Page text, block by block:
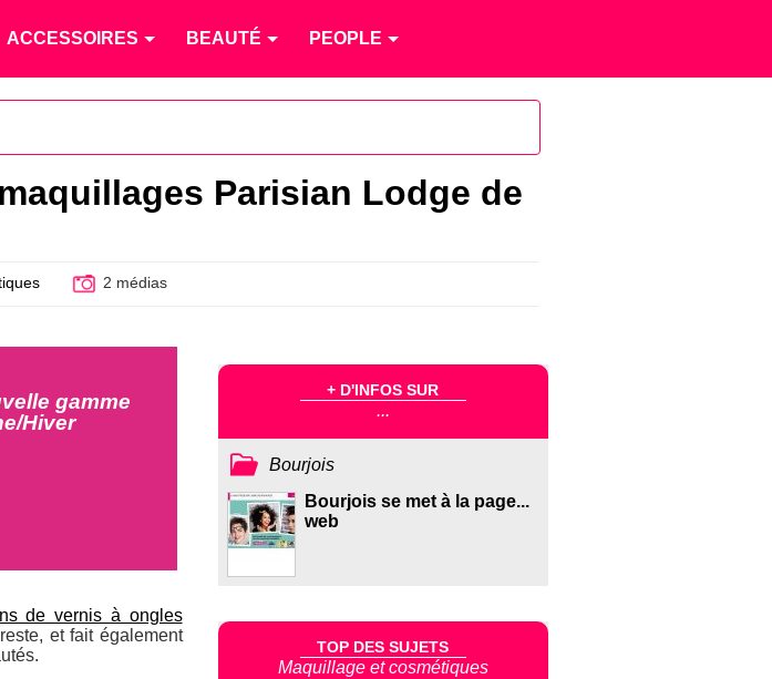
ACCESSOIRES BEAUTÉ PEOPLE
Parisian Lodge de
2 médias
gamme
Hiver
de vernis à ongles
et fait également
+ D'INFOS SUR
...
Bourjois
Bourjois se met à la page...
web
TOP DES SUJETS
Maquillage et cosmétiques